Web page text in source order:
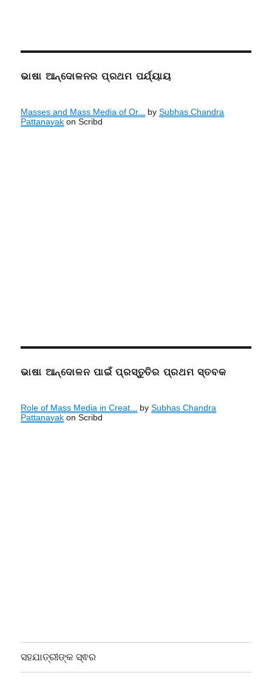
ଭାଷା ଆନ୍ଦୋଳନର ପ୍ରଥମ ପର୍ଯ୍ୟାୟ
Masses and Mass Media of Or... bySubhas Chandra
Pattanayak on Scribd
ଭାଷା ଆନ୍ଦୋଳନ ପାଇଁ ପ୍ରସ୍ତୁତିର ପ୍ରଥମ ସ୍ତବକ
Role of Mass Media in Creat... bySubhas Chandra
Pattanayak on Scribd
ସହଯାତ୍ରୀଙ୍କ ସ୍ଵର